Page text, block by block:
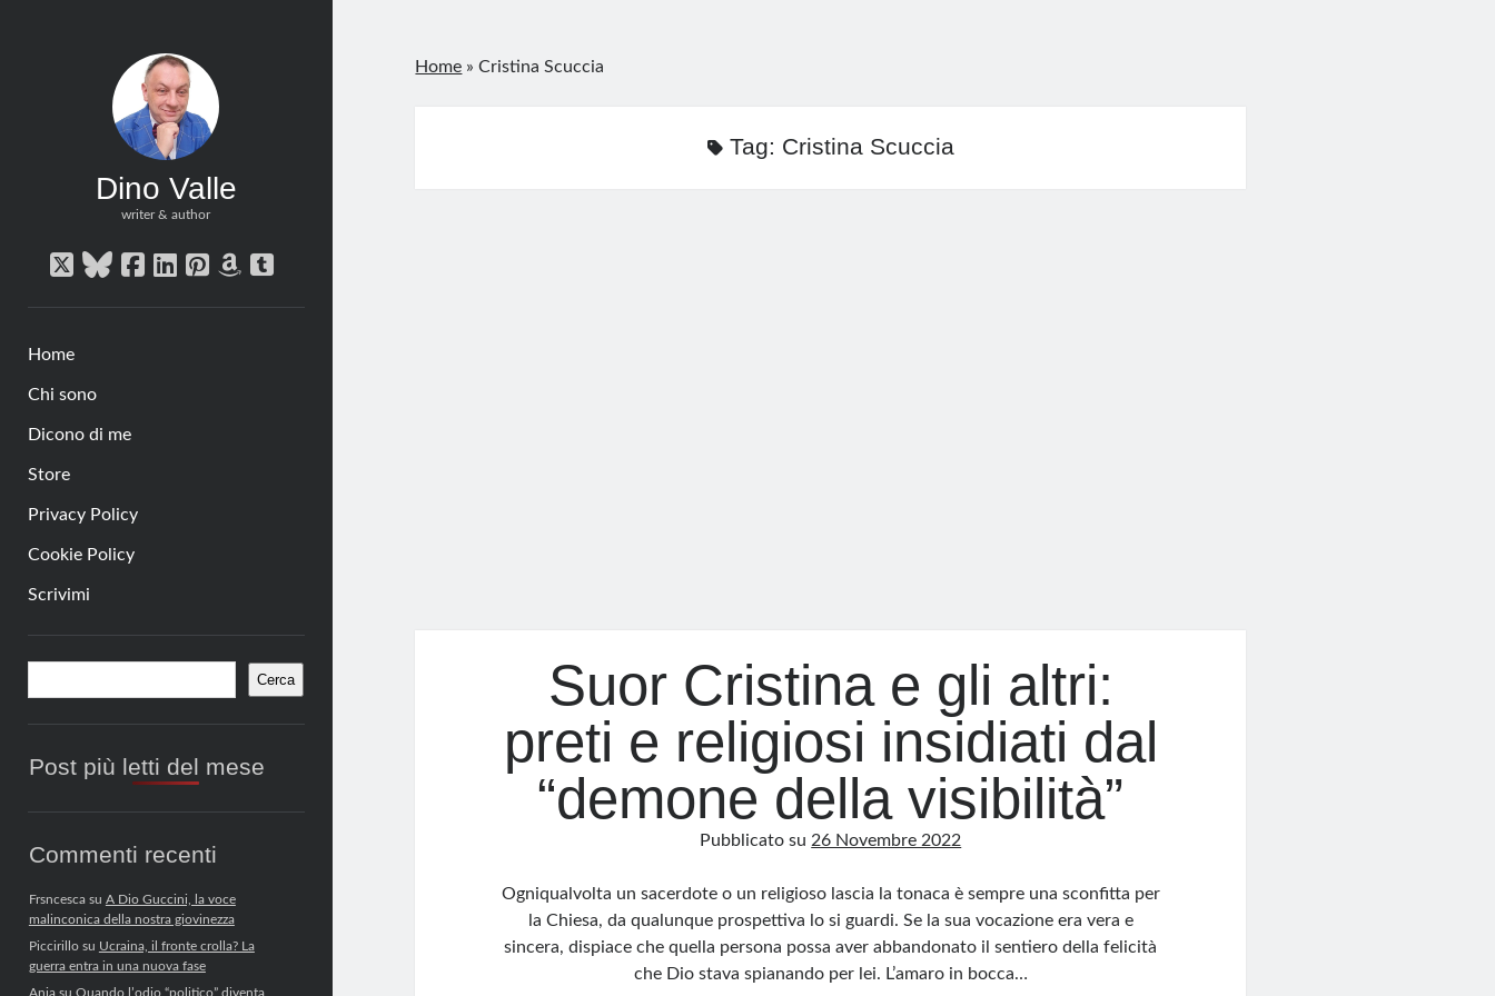
Dino Valle
writer & author
twitterbluesky
facebook
linkedin
pinterest
amazon
tumblr
Home
Chi sono
Dicono di me
Store
Privacy Policy
Cookie Policy
Scrivimi
Barra
laterale
Cerca
Post più letti del mese
Commenti recenti
Frsncescasu A Dio Guccini, la voce
malinconica della nostra giovinezza
Piccirillosu Ucraina, il fronte crolla? La
guerra entra in una nuova fase
Anjasu Quando l’odio “politico” diventa
Home »Cristina Scuccia
Tag: Cristina Scuccia
Suor Cristina e gli altri:
preti e religiosi insidiati dal
“demone della visibilità”
Pubblicato su26 Novembre 2022
Ogniqualvolta un sacerdote o un religioso lascia la tonaca è sempre una sconfitta per
la Chiesa, da qualunque prospettiva lo si guardi. Se la sua vocazione era vera e
sincera, dispiace che quella persona possa aver abbandonato il sentiero della felicità
che Dio stava spianando per lei. L’amaro in bocca…